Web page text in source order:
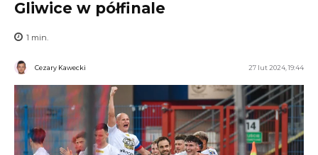
Gliwice w półfinale
1 min.
Cezary Kawecki 27 lut 2024, 19:44